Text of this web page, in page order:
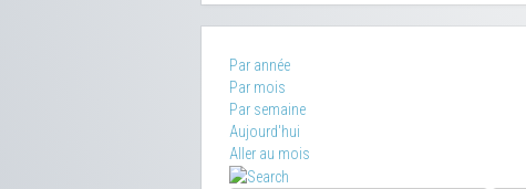
Par année
Par mois
Par semaine
Aujourd'hui
Aller au mois